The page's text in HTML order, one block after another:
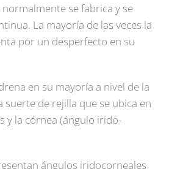
se fabrica y se
La mayoría de las veces la
por un desperfecto en su
en su mayoría a nivel de la
suerte de rejilla que se ubica en
y la córnea (ángulo irido-
ángulos iridocorneales